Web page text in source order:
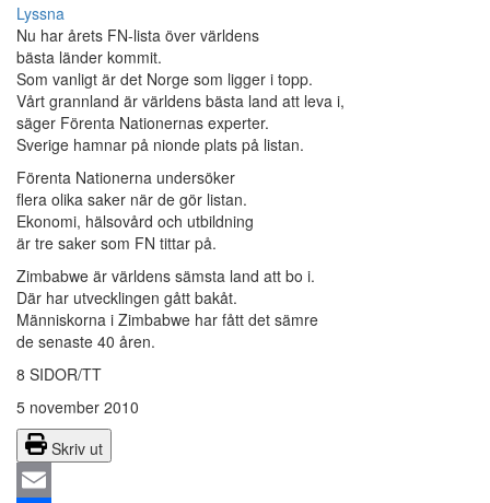
Lyssna
Nu har årets FN-lista över världens
bästa länder kommit.
Som vanligt är det Norge som ligger i topp.
Vårt grannland är världens bästa land att leva i,
säger Förenta Nationernas experter.
Sverige hamnar på nionde plats på listan.
Förenta Nationerna undersöker
flera olika saker när de gör listan.
Ekonomi, hälsovård och utbildning
är tre saker som FN tittar på.
Zimbabwe är världens sämsta land att bo i.
Där har utvecklingen gått bakåt.
Människorna i Zimbabwe har fått det sämre
de senaste 40 åren.
8 SIDOR/TT
5 november 2010
Skriv ut